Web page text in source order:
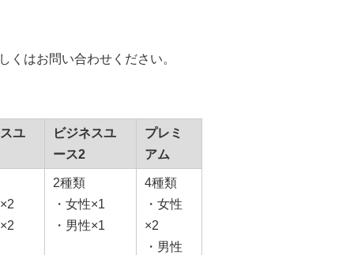
くはお問い合わせください。
ユ
ビジネスユ
ース2
プレミ
アム
2種類
・女性×1
・男性×1
4種類
・女性
×2
・男性